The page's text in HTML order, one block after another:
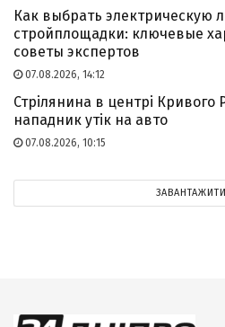
Как выбрать электрическую
стройплощадки: ключевые
советы экспертов
07.08.2026, 14:12
Стрілянина в центрі Кривого
нападник утік на авто
07.08.2026, 10:15